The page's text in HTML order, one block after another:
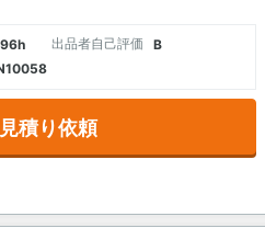
出品者自己評価
B
見積り依頼